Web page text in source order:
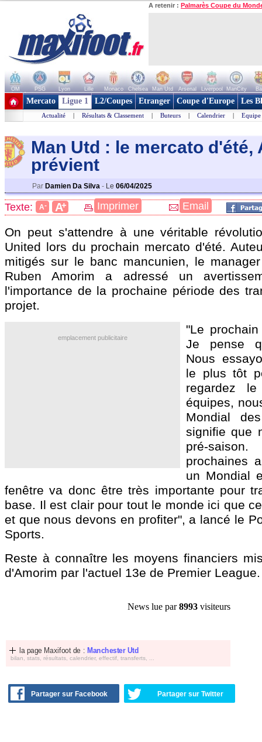
A retenir : Palmarès Coupe du
OM PSG Lyon Lille Monaco Chelsea Man Utd Arsenal Liverpool ManCity
+ de clubs
Mercato Ligue 1 L2/Coupes Etranger Coupe d'Europe Les
Actualité | Résultats & Classement | Buteurs | Calendrier | Equipe
Man Utd : le mercato d'été,
prévient
Par Damien Da Silva - Le 06/04/2025
Texte: A- A+ Imprimer Email
On peut s'attendre à une véritable
United lors du prochain mercato d'été.
mitigés sur le banc mancunien, le
Ruben Amorim a adressé un
l'importance de la prochaine période des
projet.
emplacement publicitaire
"Le
Je pense
Nous
le plus tôt
regardez
équipes,
Mondial
signifie que
pré-
prochaines
un Mondial
fenêtre va donc être très importante pour
base. Il est clair pour tout le monde ici que
et que nous devons en profiter", a lancé le
Sports.
Reste à connaître les moyens financiers
d'Amorim par l'actuel 13e de Premier League.
News lue par8993 visiteurs
la page Maxifoot de : Manchester Utd
bilan, stats, résultats, calendrier, effectif, transferts, ...
Partager sur Facebook Partager sur Twitter